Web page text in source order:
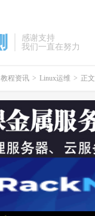
感谢支持
我们一直在努力
教程资讯 > Linux运维 > 正文